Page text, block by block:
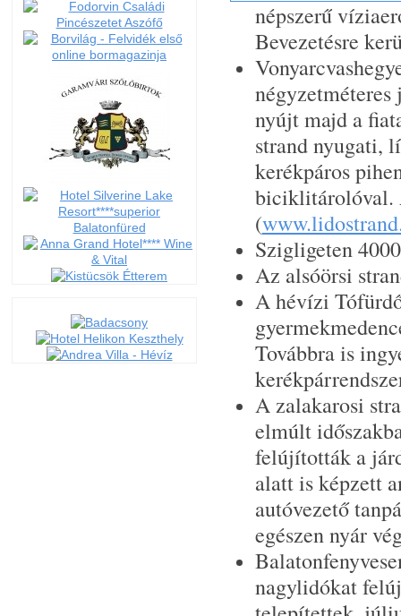
népszerű
Bevezetésre
nyújt majd a
strand nyugati,
kerékpáros
biciklitárolóval.
(
Szigligeten
Az alsóörsi
A hévízi
Továbbra is
A zalakarosi
elmúlt
felújították a
alatt is képzett
autóvezető
egészen nyár
nagylidókat